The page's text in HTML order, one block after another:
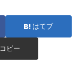
はてブ
コピー